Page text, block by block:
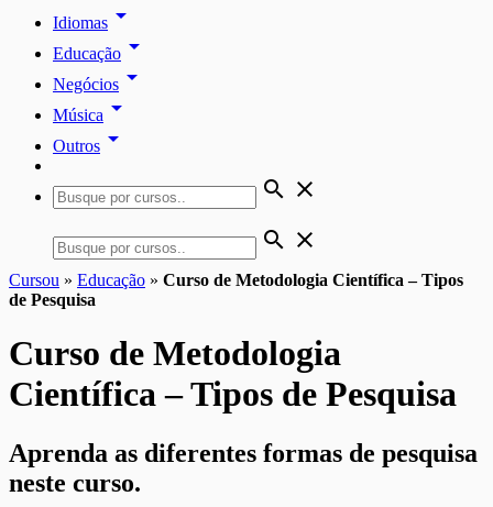
Idiomas arrow_drop_down
Educação arrow_drop_down
Negócios arrow_drop_down
Música arrow_drop_down
Outros arrow_drop_down
search close
search close
Cursou » Educação » Curso de Metodologia Científica – Tipos
de Pesquisa
Curso de Metodologia
Científica – Tipos de Pesquisa
Aprenda as diferentes formas de pesquisa
neste curso.